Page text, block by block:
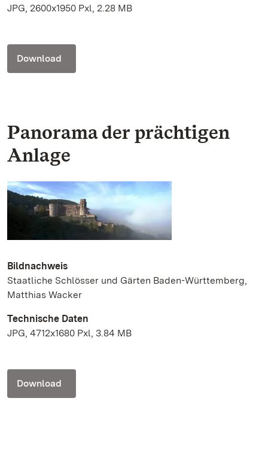
JPG, 2600x1950 Pxl, 2.28 MB
Download
Panorama der prächtigen
Anlage
Bildnachweis
Staatliche Schlösser und Gärten Baden-Württemberg,
Matthias Wacker
Technische Daten
JPG, 4712x1680 Pxl, 3.84 MB
Download